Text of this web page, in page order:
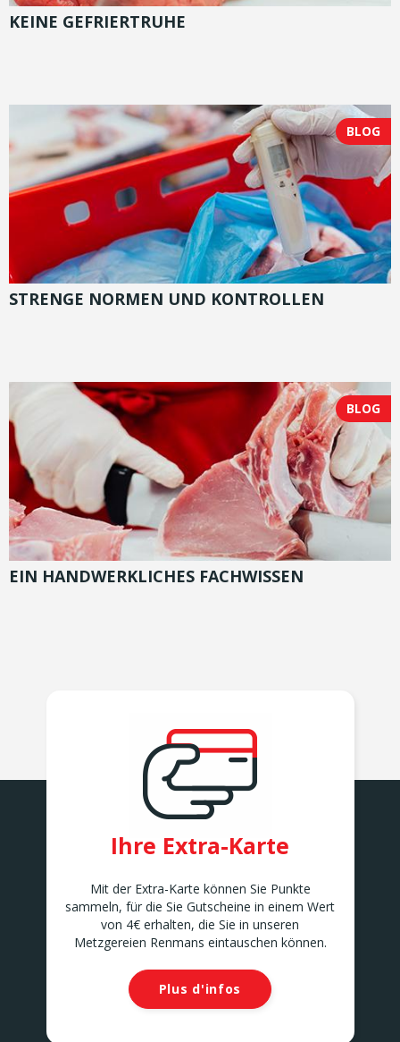
KEINE GEFRIERTRUHE
BLOG
STRENGE NORMEN UND KONTROLLEN
BLOG
EIN HANDWERKLICHES FACHWISSEN
Ihre Extra-Karte
Mit der Extra-Karte können Sie Punkte
sammeln, für die Sie Gutscheine in einem Wert
von 4€ erhalten, die Sie in unseren
Metzgereien Renmans eintauschen können.
Plus d'infos